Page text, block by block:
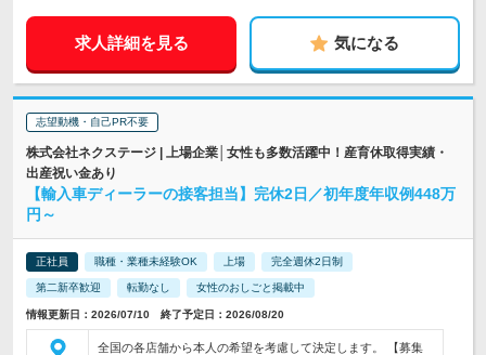
求人詳細を見る 気になる
志望動機・自己PR不要
株式会社ネクステージ | 上場企業│女性も多数活躍中！産育休取得実績・
出産祝い金あり
【輸入車ディーラーの接客担当】完休2日／初年度年収例448万
円～
正社員 職種・業種未経験OK 上場 完全週休2日制
第二新卒歓迎 転勤なし 女性のおしごと掲載中
情報更新日：2026/07/10 終了予定日：2026/08/20
全国の各店舗から本人の希望を考慮して決定します。 【募集